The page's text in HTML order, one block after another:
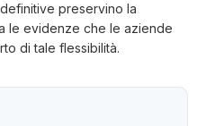
preservino la
le evidenze che le aziende
di tale flessibilità.